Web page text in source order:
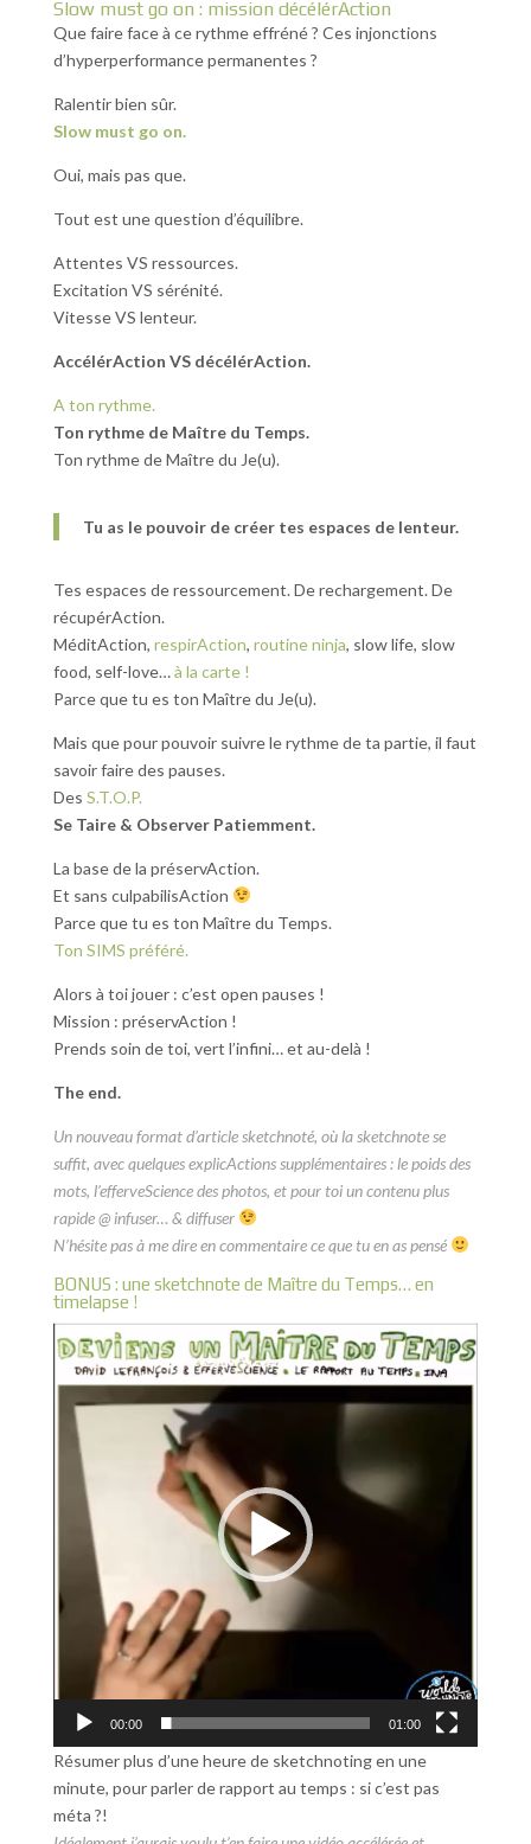
Slow must go on : mission décélérAction
Que faire face à ce rythme effréné ? Ces injonctions
d’hyperperformance permanentes ?
Ralentir bien sûr.
Slow must go on.
Oui, mais pas que.
Tout est une question d’équilibre.
Attentes VS ressources.
Excitation VS sérénité.
Vitesse VS lenteur.
AccélérAction VS décélérAction.
A ton rythme.
Ton rythme de Maître du Temps.
Ton rythme de Maître du Je(u).
Tu as le pouvoir de créer tes espaces de lenteur.
Tes espaces de ressourcement. De rechargement. De
récupérAction.
MéditAction, respirAction, routine ninja, slow life, slow
food, self-love…à la carte !
Parce que tu es ton Maître du Je(u).
Mais que pour pouvoir suivre le rythme de ta partie, il faut
savoir faire des pauses.
Des S.T.O.P.
Se Taire & Observer Patiemment.
La base de la préservAction.
Et sans culpabilisAction
Parce que tu es ton Maître du Temps.
Ton SIMS préféré.
Alors à toi jouer : c’est open pauses !
Mission : préservAction !
Prends soin de toi, vert l’infini… et au-delà !
The end.
Un nouveau format d’article sketchnoté, où la sketchnote se
suffit, avec quelques explicActions supplémentaires : le poids des
mots, l’efferveScience des photos, et pour toi un contenu plus
rapide @ infuser… & diffuser
N’hésite pas à me dire en commentaire ce que tu en as pensé
BONUS : une sketchnote de Maître du Temps… en
timelapse !
Lecteur
vidéo
00:00 01:00
Résumer plus d’une heure de sketchnoting en une
minute, pour parler de rapport au temps : si c’est pas
méta ?!